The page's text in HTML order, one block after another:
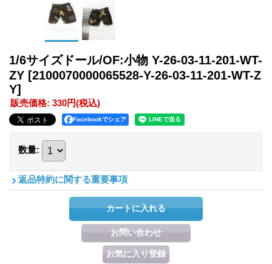
1/6サイズドール/OF:小物 Y-26-03-11-201-WT-
ZY [2100070000065528-Y-26-03-11-201-WT-Z
Y]
販売価格: 330円(税込)
Facebookでシェア
数量:
返品特約に関する重要事項